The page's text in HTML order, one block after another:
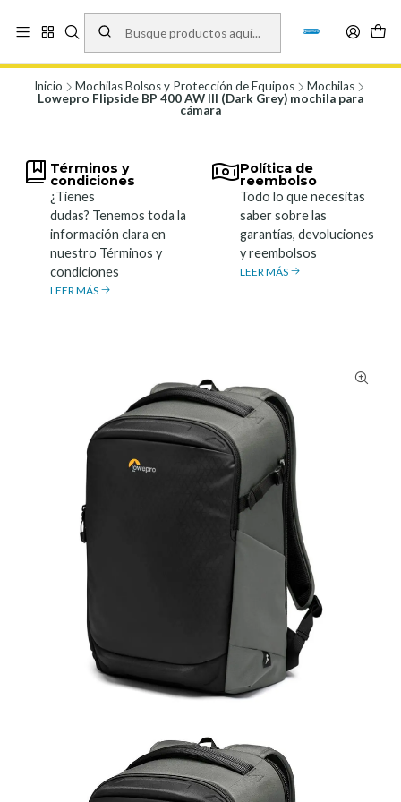
Vísita nuestro local en Los Agustinos 5478, Ñuñoa. Lunes a Viernes 9.30 a
19.00, Sábados 10:00 a 19:00 y Domingos de 10:00 a 17:00
Inicio Mochilas Bolsos y Protección de Equipos
Mochilas
Lowepro Flipside BP 400 AW III (Dark Grey) mochila para
cámara
Términos y
condiciones
¿Tienes
dudas? Tenemos toda la
información clara en
nuestro Términos y
condiciones
LEER MÁS
Política de
reembolso
Todo lo que necesitas
saber sobre las
garantías, devoluciones
y reembolsos
LEER MÁS